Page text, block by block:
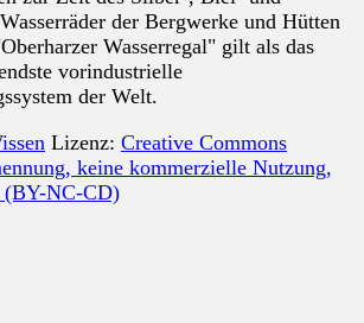
der Bergwerke und Hütten
Wasserregal" gilt als das
vorindustrielle
der Welt.
Lizenz: Creative Commons
keine kommerzielle Nutzung,
(BY-NC-CD)